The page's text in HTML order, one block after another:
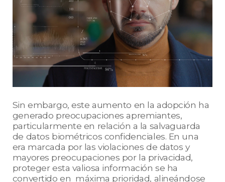
Sin embargo, este aumento en la adopción ha
generado preocupaciones apremiantes,
particularmente en relación a la salvaguarda
de datos biométricos confidenciales. En una
era marcada por las violaciones de datos y
mayores preocupaciones por la privacidad,
proteger esta valiosa información se ha
convertido en máxima prioridad, alineándose